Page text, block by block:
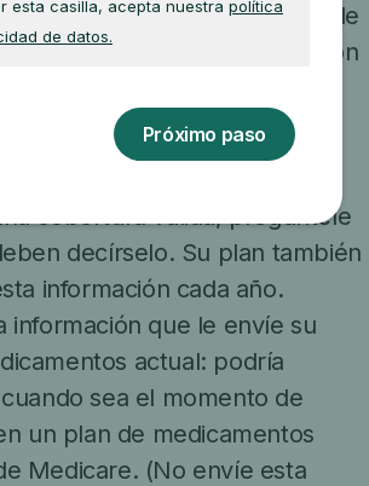
de medicamentos recetados de
plan Medicare Advantage con
recetados.
con seguridad si su plan de
cobertura válida, pregúntele
decírselo. Su plan también
información cada año.
información que le envíe su
actual: podría
sea el momento de
un plan de medicamentos
Medicare. (No envíe esta